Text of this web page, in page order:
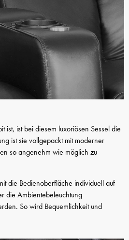
ist, ist bei diesem luxoriösen Sessel die
ist sie vollgepackt mit moderner
so angenehm wie möglich zu
die Bedienoberfläche individuell auf
die Ambientebeleuchtung
So wird Bequemlichkeit und